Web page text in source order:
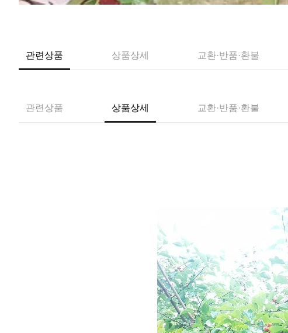
관련상품 상품상세 교환·반품·환불
관련상품 상품상세 교환·반품·환불